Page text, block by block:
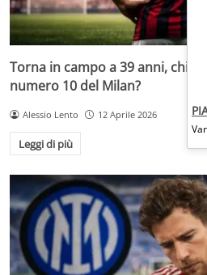
Torna in campo a 39 anni, chi si
numero 10 del Milan?
Alessio Lento 12 Aprile 2026
Leggi di più